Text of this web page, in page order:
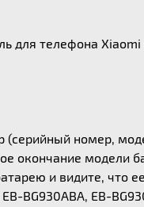
для телефона Xiaomi
(серийный номер,
окончание модели
и видите, что
BG930ABA, EB-